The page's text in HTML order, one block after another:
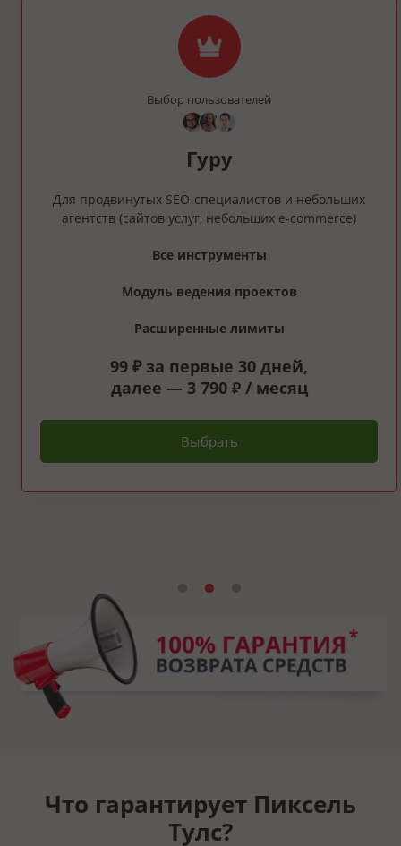
Выбор пользователей
Гуру
Для продвинутых SEO‑специалистов и небольших
агентств (сайтов услуг, небольших e‑commerce)
Все инструменты
Модуль ведения проектов
Расширенные лимиты
99 ₽ за первые 30 дней,
далее — 3 790 ₽/ месяц
Выбрать
Что гарантирует Пиксель
Тулс?